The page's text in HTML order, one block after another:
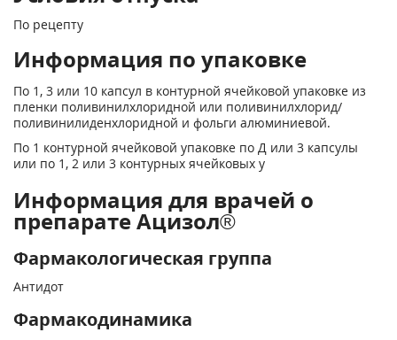
По рецепту
Информация по упаковке
По 1, 3 или 10 капсул в контурной ячейковой упаковке из
пленки поливинилхлоридной или поливинилхлорид/
поливинилиденхлоридной и фольги алюминиевой.
По 1 контурной ячейковой упаковке по Д или 3 капсулы
или по 1, 2 или 3 контурных ячейковых у
Информация для врачей о
препарате Ацизол®
Фармакологическая группа
Антидот
Фармакодинамика